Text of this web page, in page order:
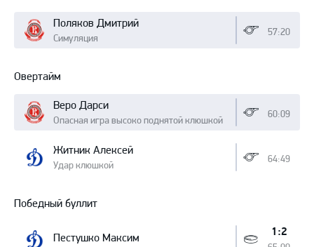
Поляков Дмитрий
Симуляция
57:20
Овертайм
Веро Дарси
Опасная игра высоко поднятой клюшкой
60:09
Житник Алексей
Удар клюшкой
64:49
Победный буллит
Пестушко Максим 1:2